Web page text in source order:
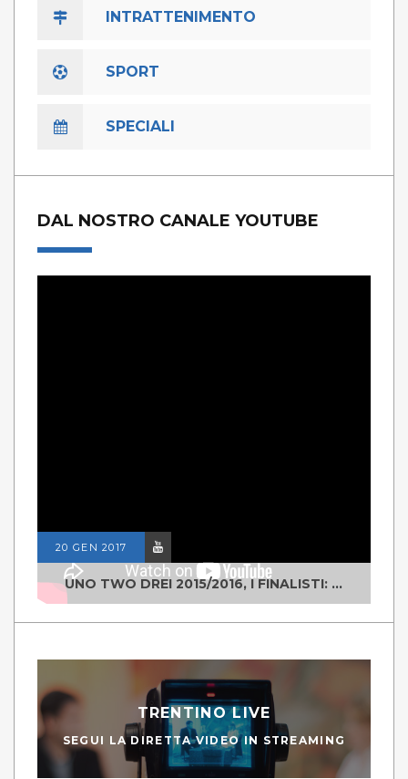
INTRATTENIMENTO
SPORT
SPECIALI
DAL NOSTRO CANALE YOUTUBE
20 GEN 2017
UNO TWO DREI 2015/2016, I FINALISTI: CLASSE IV ALS ISTITUTO "DEGASPERI" BORGO VALSUGANA
TRENTINO LIVE
SEGUI LA DIRETTA VIDEO IN STREAMING